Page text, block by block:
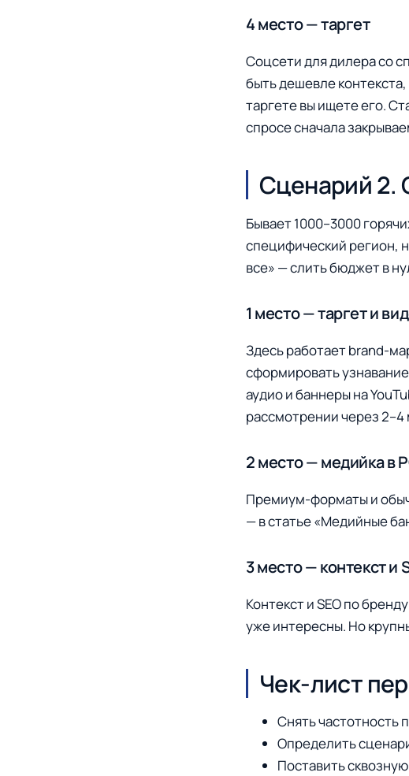
4 место — таргет
Соцсети для дилера со
быть дешевле контекста,
таргете вы ищете его.
спросе сначала
Сценарий 2.
Бывает 1000–3000
специфический регион,
все» — слить бюджет в
1 место — таргет и
Здесь работает brand-
сформировать
аудио и баннеры на
рассмотрении через 2–4
2 место — медийка в
Премиум-форматы и
— в статье «Медийные
3 место — контекст и
Контекст и SEO по
уже интересны. Но
Чек-лист
Снять частотность
Определить
Поставить